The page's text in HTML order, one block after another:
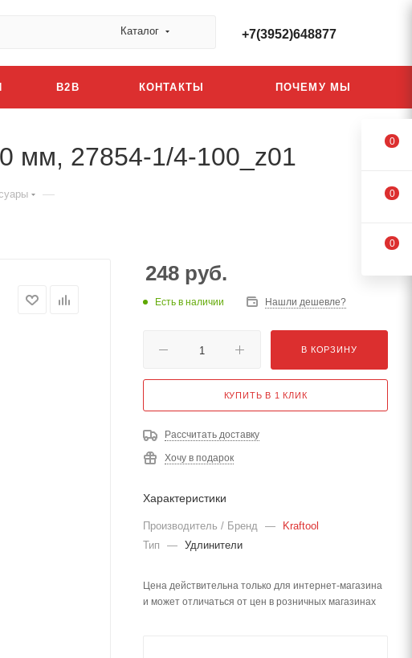
Каталог +7(3952)648877
B2B КОНТАКТЫ ПОЧЕМУ МЫ
мм, 27854-1/4-100_z01
—
248 руб.
Есть в наличии Нашли дешевле?
В КОРЗИНУ
КУПИТЬ В 1 КЛИК
Рассчитать доставку
Хочу в подарок
Характеристики
Производитель / Бренд —
Kraftool
Тип
— Удлинители
Цена действительна только для интернет-магазина
и может отличаться от цен в розничных магазинах
0
0
0